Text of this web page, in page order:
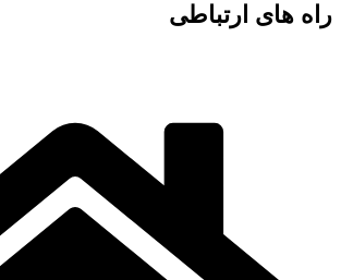
راه های ارتباطی